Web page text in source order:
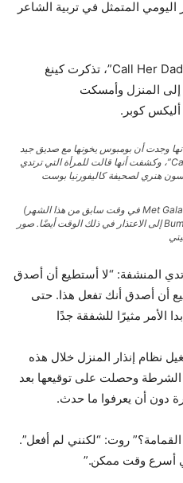
اليومي المتمثل في تربية الشاعر
خلال حلقة الأربعاء من برنامج “Call Her Daddy”، تذكرت كينغ
إلى المنزل وأمسكت
وجدت أن بومبوس يخونها مع صديق جيد
أثناء زواجهما في برنامج “Call Her Daddy”، وكشفت أنها قالت للمرأة التي ترتدي
هنري لصحيفة كاليفورنيا بوست
شارك King (الذي شوهد هنا في 2026 Met Gala في وقت سابق من هذا الشهر)
صور
المنشفة: “لا أستطيع أن أصدق
أن أصدق أنك تفعل هذا. حتى
الأمر مثيرًا للشفقة جدًا
نظام إنذار المنزل خلال هذه
وحصلت على توقيعها بعد
دون أن يعرفوا ما حدث.
روت: “لكنني لم أفعل”.
أسرع وقت ممكن.”